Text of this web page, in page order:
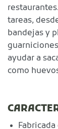
tareas,
bandejas y
ayudar a
como